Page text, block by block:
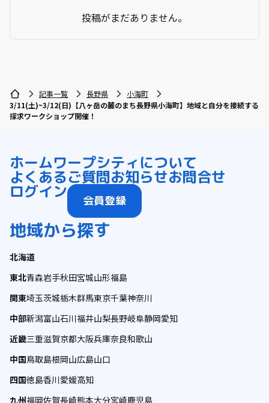
投稿がまだありません。
記事一覧 長野県
小海町
3/11(土)~3/12(日)【八ヶ岳の麓のまち長野県小海町】地域と自分を接続する
探求ワークショップ開催！
ホームワープシティについて
よくあるご質問お知らせお問合せ
ログイン 会員登録
地域から探す
北海道
東北青森岩手秋田宮城山形福島
関東埼玉茨城栃木群馬東京千葉神奈川
中部新潟富山石川福井山梨長野岐阜静岡愛知
近畿三重滋賀京都大阪兵庫奈良和歌山
中国鳥取島根岡山広島山口
四国徳島香川愛媛高知
九州福岡佐賀長崎熊本大分宮崎鹿児島